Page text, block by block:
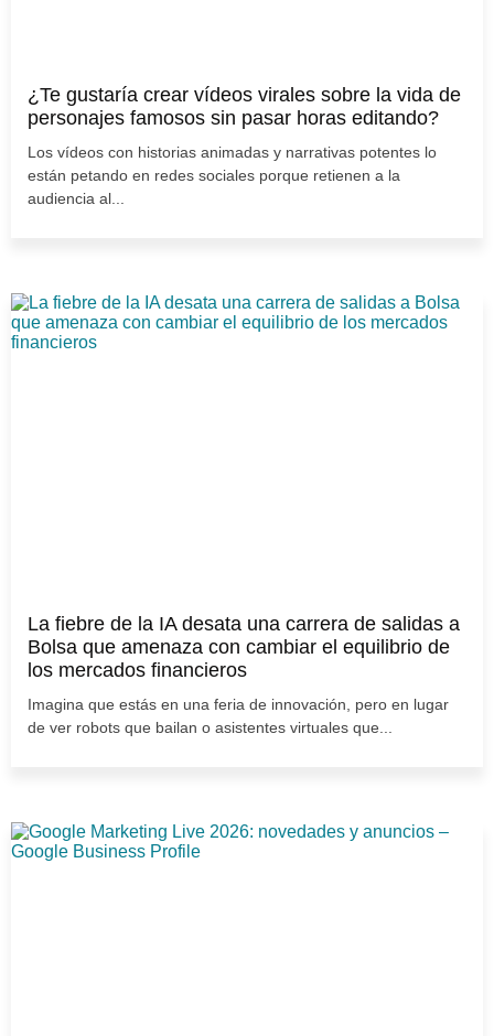
¿Te gustaría crear vídeos virales sobre la vida de
personajes famosos sin pasar horas editando?
Los vídeos con historias animadas y narrativas potentes lo
están petando en redes sociales porque retienen a la
audiencia al...
La fiebre de la IA desata una carrera de salidas a
Bolsa que amenaza con cambiar el equilibrio de
los mercados financieros
Imagina que estás en una feria de innovación, pero en lugar
de ver robots que bailan o asistentes virtuales que...